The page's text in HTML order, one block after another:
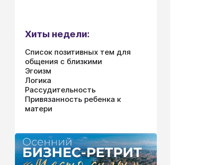
Хиты недели:
Список позитивных тем для
общения с близкими
Эгоизм
Логика
Рассудительность
Привязанность ребенка к
матери